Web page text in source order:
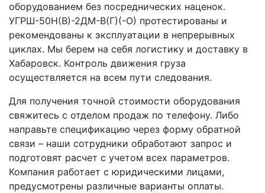
оборудованием без посреднических наценок.
УГРШ-50Н(В)-2ДМ-В(Г)(-О) протестированы и
рекомендованы к эксплуатации в непрерывных
циклах. Мы берем на себя логистику и доставку в
Хабаровск. Контроль движения груза
осуществляется на всем пути следования.
Для получения точной стоимости оборудования
свяжитесь с отделом продаж по телефону. Либо
направьте спецификацию через форму обратной
связи – наши сотрудники обработают запрос и
подготовят расчет с учетом всех параметров.
Компания работает с юридическими лицами,
предусмотрены различные варианты оплаты.